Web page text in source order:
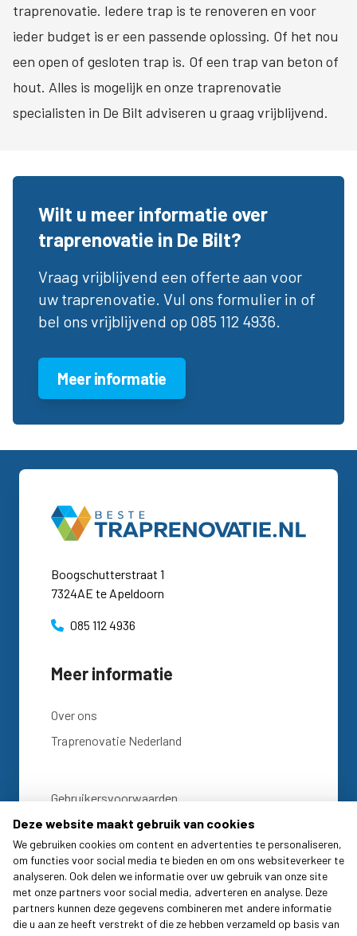
traprenovatie. Iedere trap is te renoveren en voor
ieder budget is er een passende oplossing. Of het nou
een open of gesloten trap is. Of een trap van beton of
hout. Alles is mogelijk en onze traprenovatie
specialisten in De Bilt adviseren u graag vrijblijvend.
Wilt u meer informatie over
traprenovatie in De Bilt?
Vraag vrijblijvend een offerte aan voor
uw traprenovatie. Vul ons formulier in of
bel ons vrijblijvend op 085 112 4936.
Meer informatie
Boogschutterstraat 1
7324AE te Apeldoorn
085 112 4936
Meer informatie
Over ons
Traprenovatie Nederland
Gebruikersvoorwaarden
Privacy statement
Cookie Statement
Disclaimer
KvK: 57722102
Deze website maakt gebruik van cookies
We gebruiken cookies om content en advertenties te personaliseren,
om functies voor social media te bieden en om ons websiteverkeer te
analyseren. Ook delen we informatie over uw gebruik van onze site
met onze partners voor social media, adverteren en analyse. Deze
partners kunnen deze gegevens combineren met andere informatie
die u aan ze heeft verstrekt of die ze hebben verzameld op basis van